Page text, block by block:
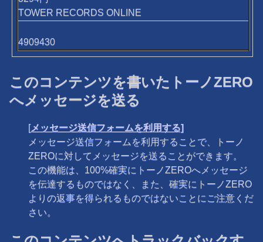
TOWER RECORDS ONLINE
4909430
このコンテンツを書いたトーノZERO
へメッセージを送る
[メッセージ送信フォームを利用する]
メッセージ送信フォームを利用することで、トーノ
ZEROに対してメッセージを送ることができます。
この機能は、100%確実にトーノZEROへメッセージ
を伝達するものではなく、また、確実にトーノZERO
よりの返事を得られるものではないことにご注意くだ
さい。